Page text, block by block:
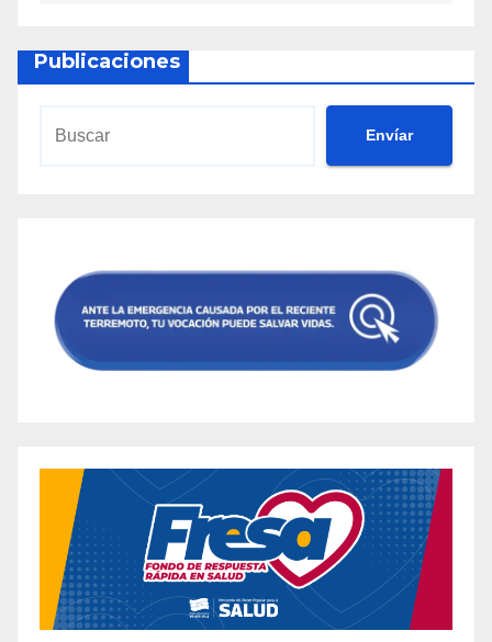
Publicaciones
Envíar